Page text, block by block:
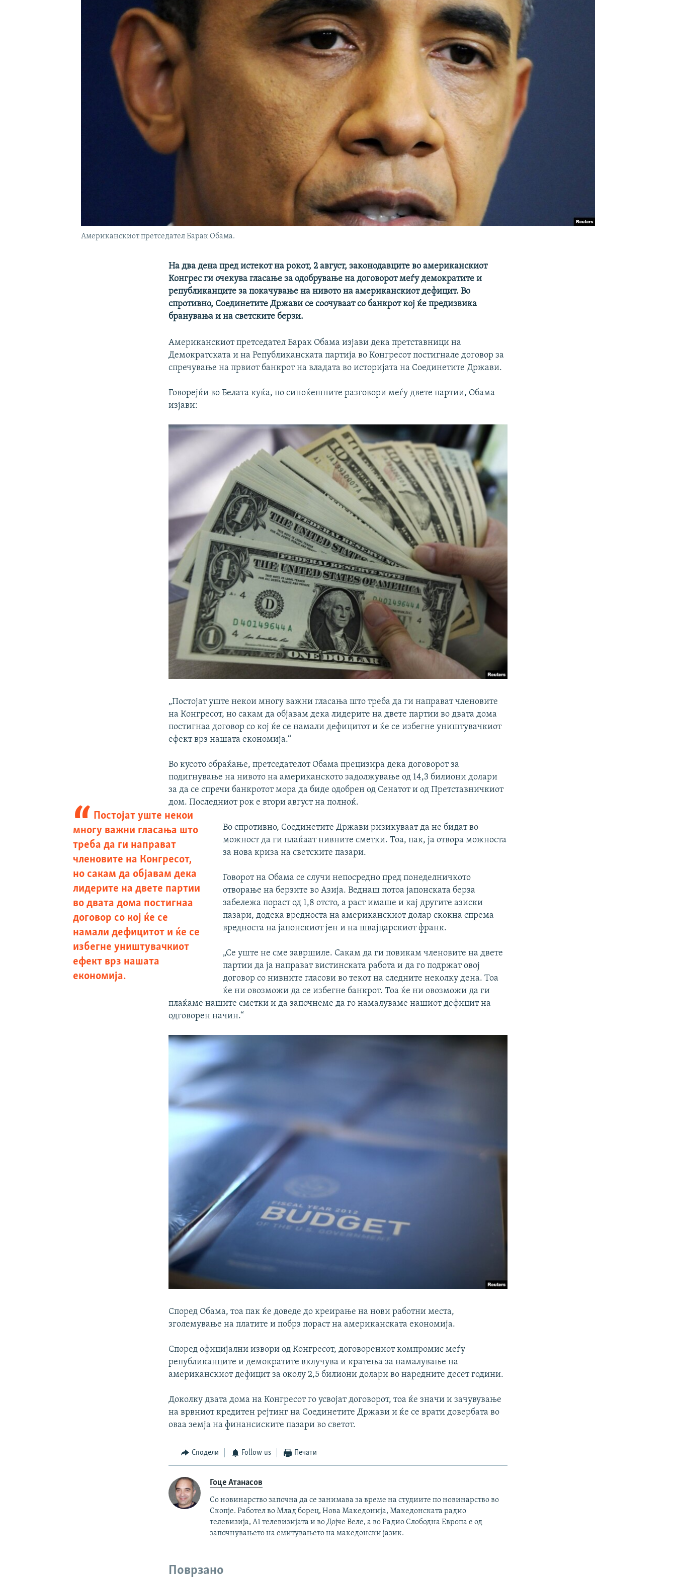
Американскиот претседател Барак Обама.
На два дена пред истекот на рокот, 2 август, законодавците во американскиот
Конгрес ги очекува гласање за одобрување на договорот меѓу демократите и
републиканците за покачување на нивото на американскиот дефицит. Во
спротивно, Соединетите Држави се соочуваат со банкрот кој ќе предизвика
бранувања и на светските берзи.
Американскиот претседател Барак Обама изјави дека претставници на
Демократската и на Републиканската партија во Конгресот постигнале договор за
спречување на првиот банкрот на владата во историјата на Соединетите Држави.
Говорејќи во Белата куќа, по синоќешните разговори меѓу двете партии, Обама
изјави:
„Постојат уште некои многу важни гласања што треба да ги направат членовите
на Конгресот, но сакам да објавам дека лидерите на двете партии во двата дома
постигнаа договор со кој ќе се намали дефицитот и ќе се избегне уништувачкиот
ефект врз нашата економија.“
Во кусото обраќање, претседателот Обама прецизира дека договорот за
подигнување на нивото на американското задолжување од 14,3 билиони долари
за да се спречи банкротот мора да биде одобрен од Сенатот и од Претставничкиот
дом. Последниот рок е втори август на полноќ.
Постојат уште некои
многу важни гласања што
треба да ги направат
членовите на Конгресот,
но сакам да објавам дека
лидерите на двете партии
во двата дома постигнаа
договор со кој ќе се
намали дефицитот и ќе се
избегне уништувачкиот
ефект врз нашата
економија.
Во спротивно, Соединетите Држави ризикуваат да не бидат во
можност да ги плаќаат нивните сметки. Тоа, пак, ја отвора можноста
за нова криза на светските пазари.
Говорот на Обама се случи непосредно пред понеделничкото
отворање на берзите во Азија. Веднаш потоа јапонската берза
забележа пораст од 1,8 отсто, а раст имаше и кај другите азиски
пазари, додека вредноста на американскиот долар скокна спрема
вредноста на јапонскиот јен и на швајцарскиот франк.
„Се уште не сме завршиле. Сакам да ги повикам членовите на двете
партии да ја направат вистинската работа и да го подржат овој
договор со нивните гласови во текот на следните неколку дена. Тоа
ќе ни овозможи да се избегне банкрот. Тоа ќе ни овозможи да ги
плаќаме нашите сметки и да започнеме да го намалуваме нашиот дефицит на
одговорен начин.“
Според Обама, тоа пак ќе доведе до креирање на нови работни места,
зголемување на платите и побрз пораст на американската економија.
Според официјални извори од Конгресот, договорениот компромис меѓу
републиканците и демократите вклучува и кратења за намалување на
американскиот дефицит за околу 2,5 билиони долари во наредните десет години.
Доколку двата дома на Конгресот го усвојат договорот, тоа ќе значи и зачувување
на врвниот кредитен рејтинг на Соединетите Држави и ќе се врати довербата во
оваа земја на финансиските пазари во светот.
Сподели Follow us Печати
Гоце Атанасов
Со новинарство започна да се занимава за време на студиите по новинарство во
Скопје. Работел во Млад борец, Нова Македонија, Македонската радио
телевизија, А1 телевизијата и во Дојче Веле, а во Радио Слободна Европа е од
започнувањето на емитувањето на македонски јазик.
Поврзано